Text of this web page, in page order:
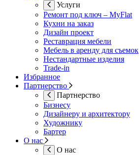
Услуги
Ремонт под ключ – MyFlat
Кухни на заказ
Дизайн проект
Реставрация мебели
Мебель в аренду для съемок
Нестандартные изделия
Trade-in
Избранное
Партнерство
Партнерство
Бизнесу
Дизайнеру и архитектору
Художнику
Бартер
О нас
О нас